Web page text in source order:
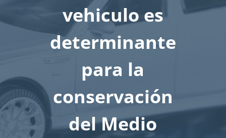
vehiculo es
determinante
para la
conservación
del Medio